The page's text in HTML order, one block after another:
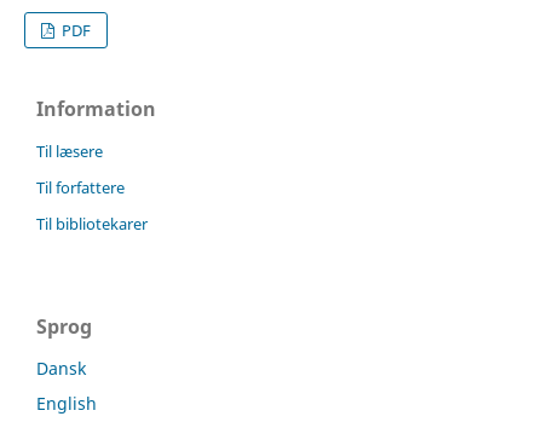
PDF
Information
Til læsere
Til forfattere
Til bibliotekarer
Sprog
Dansk
English